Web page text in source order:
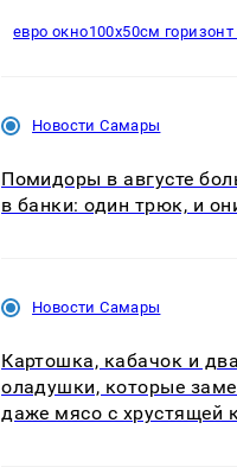
евро окно100х50см
Новости Самары
Помидоры в августе
в банки: один трюк, и
Новости Самары
Картошка, кабачок и
оладушки, которые
даже мясо с хрустящей